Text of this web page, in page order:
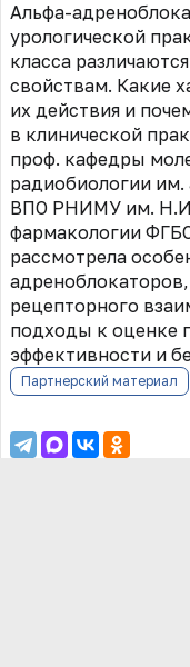
Альфа-
урологической
класса
свойствам. Какие
их действия и
в клинической
проф. кафедры
радиобиологии
ВПО РНИМУ им.
фармакологии
рассмотрела
рецепторного
подходы к оценке
эффективности и
Партнерский материал